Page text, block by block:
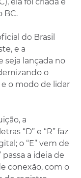
BC.
do Brasil
e a
seja lançada no
o
o modo de lidar
a
“D” e “R” faz
o “E” vem de
passa a ideia de
conexão, com o